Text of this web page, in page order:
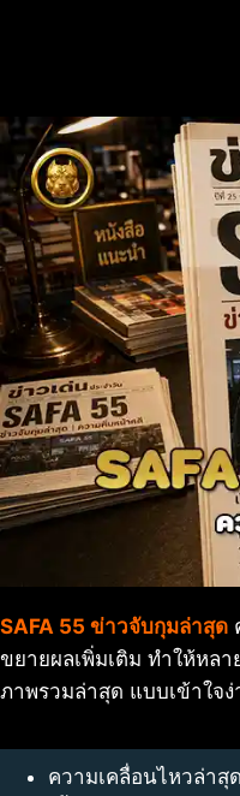
SAFA 55 ข่าวจับกุมล่าสุด
ขยายผลเพิ่มเติม ทำให้หล
ภาพรวมล่าสุด แบบเข้าใจ
ความเคลื่อนไหวล่า